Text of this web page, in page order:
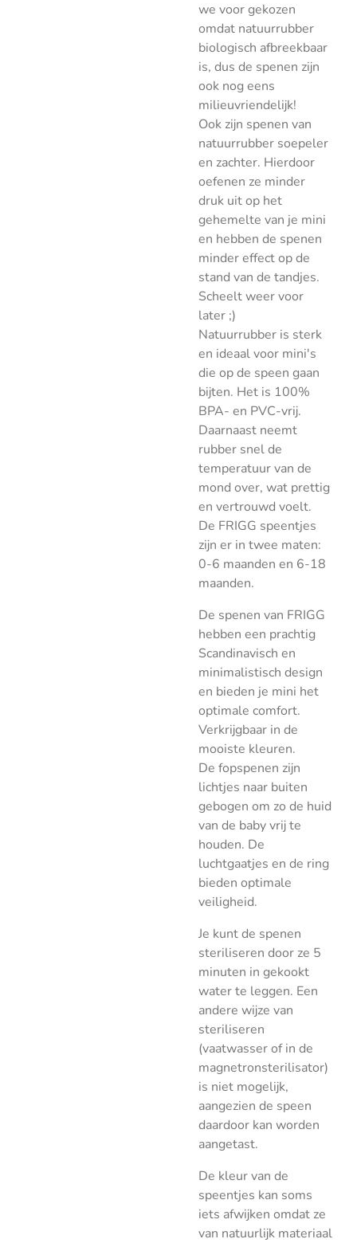
we voor gekozen
omdat natuurrubber
biologisch afbreekbaar
is, dus de spenen zijn
ook nog eens
milieuvriendelijk!
Ook zijn spenen van
natuurrubber soepeler
en zachter. Hierdoor
oefenen ze minder
druk uit op het
gehemelte van je mini
en hebben de spenen
minder effect op de
stand van de tandjes.
Scheelt weer voor
later ;)
Natuurrubber is sterk
en ideaal voor mini's
die op de speen gaan
bijten. Het is 100%
BPA- en PVC-vrij.
Daarnaast neemt
rubber snel de
temperatuur van de
mond over, wat prettig
en vertrouwd voelt.
De FRIGG speentjes
zijn er in twee maten:
0-6 maanden en 6-18
maanden.
De spenen van FRIGG
hebben een prachtig
Scandinavisch en
minimalistisch design
en bieden je mini het
optimale comfort.
Verkrijgbaar in de
mooiste kleuren.
De fopspenen zijn
lichtjes naar buiten
gebogen om zo de huid
van de baby vrij te
houden. De
luchtgaatjes en de ring
bieden optimale
veiligheid.
Je kunt de spenen
steriliseren door ze 5
minuten in gekookt
water te leggen. Een
andere wijze van
steriliseren
(vaatwasser of in de
magnetronsterilisator)
is niet mogelijk,
aangezien de speen
daardoor kan worden
aangetast.
De kleur van de
speentjes kan soms
iets afwijken omdat ze
van natuurlijk materiaal